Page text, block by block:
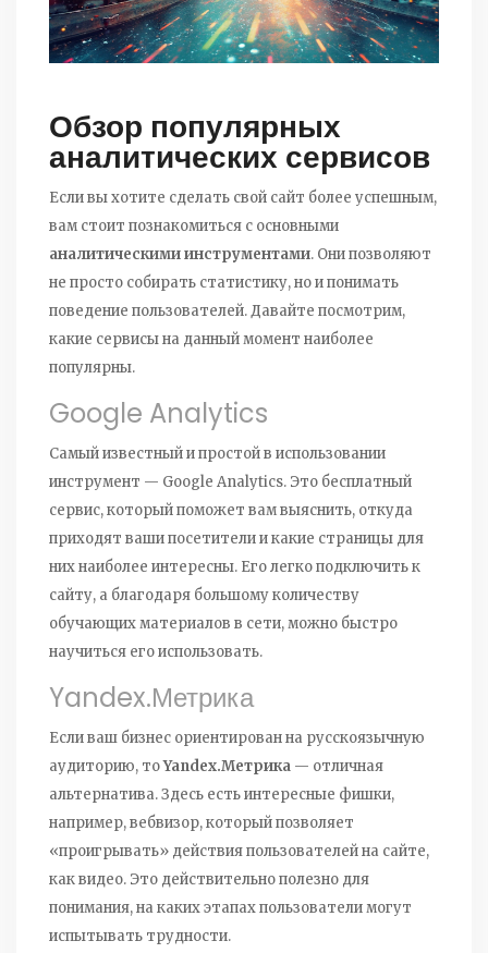
Обзор популярных
аналитических сервисов
Если вы хотите сделать свой сайт более успешным,
вам стоит познакомиться с основными
аналитическими инструментами. Они позволяют
не просто собирать статистику, но и понимать
поведение пользователей. Давайте посмотрим,
какие сервисы на данный момент наиболее
популярны.
Google Analytics
Самый известный и простой в использовании
инструмент — Google Analytics. Это бесплатный
сервис, который поможет вам выяснить, откуда
приходят ваши посетители и какие страницы для
них наиболее интересны. Его легко подключить к
сайту, а благодаря большому количеству
обучающих материалов в сети, можно быстро
научиться его использовать.
Yandex.Метрика
Если ваш бизнес ориентирован на русскоязычную
аудиторию, тоYandex.Метрика — отличная
альтернатива. Здесь есть интересные фишки,
например, вебвизор, который позволяет
«проигрывать» действия пользователей на сайте,
как видео. Это действительно полезно для
понимания, на каких этапах пользователи могут
испытывать трудности.